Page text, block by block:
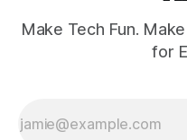
Make Tech Fun.
for